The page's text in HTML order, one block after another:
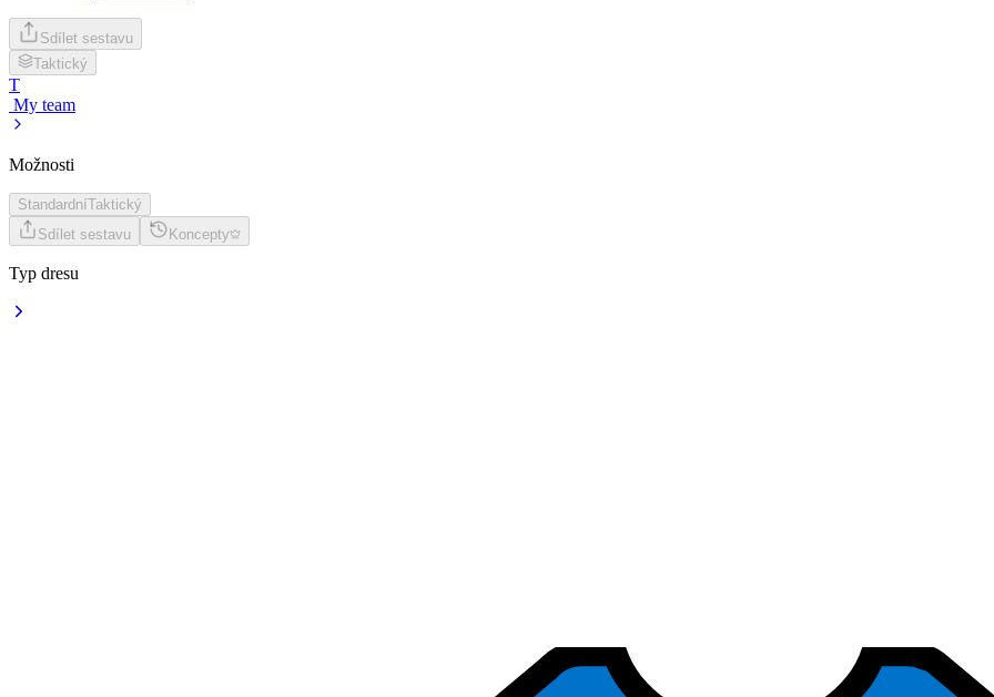
Sdílet sestavu
Taktický
T
My team
Možnosti
StandardníTaktický
Sdílet sestavu
Koncepty
Typ dresu